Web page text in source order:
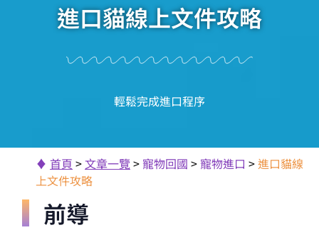
進口貓線上文件攻略
輕鬆完成進口程序
♦ 首頁 >文章一覽> 寵物回國 > 寵物進口 >進口貓線
上文件攻略
前導